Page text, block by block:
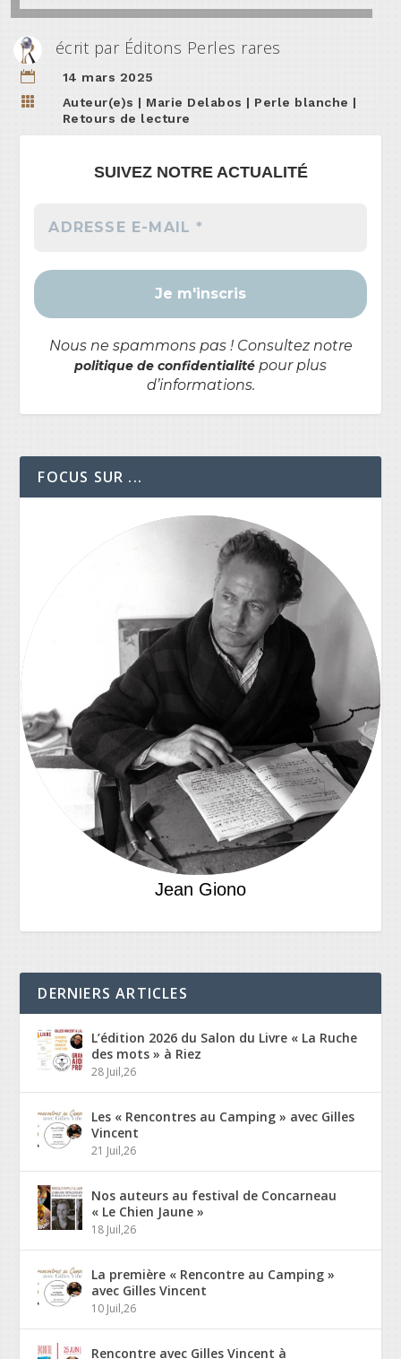
écrit par Éditons Perles rares

14 mars 2025

Auteur(e)s | Marie Delabos | Perle blanche |
Retours de lecture
SUIVEZ NOTRE ACTUALITÉ
Nous ne spammons pas ! Consultez notre
politique de confidentialité pour plus
d’informations.
FOCUS SUR ...
Jean Giono
DERNIERS ARTICLES
L’édition 2026 du Salon du Livre « La Ruche
des mots » à Riez
28 Juil,26
Les « Rencontres au Camping » avec Gilles
Vincent
21 Juil,26
Nos auteurs au festival de Concarneau
« Le Chien Jaune »
18 Juil,26
La première « Rencontre au Camping »
avec Gilles Vincent
10 Juil,26
Rencontre avec Gilles Vincent à